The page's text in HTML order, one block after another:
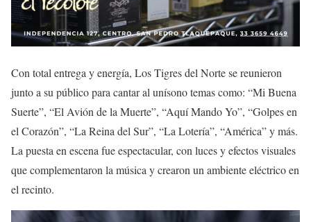
Con total entrega y energía, Los Tigres del Norte se reunieron
junto a su público para cantar al unísono temas como: “Mi Buena
Suerte”, “El Avión de la Muerte”, “Aquí Mando Yo”, “Golpes en
el Corazón”, “La Reina del Sur”, “La Lotería”, “América” y más.
La puesta en escena fue espectacular, con luces y efectos visuales
que complementaron la música y crearon un ambiente eléctrico en
el recinto.